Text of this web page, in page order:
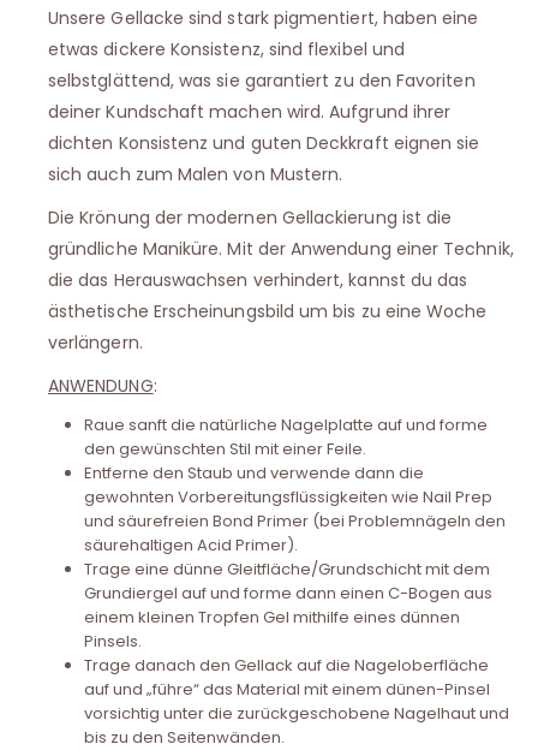
Unsere Gellacke sind stark pigmentiert, haben eine
etwas dickere Konsistenz, sind flexibel und
selbstglättend, was sie garantiert zu den Favoriten
deiner Kundschaft machen wird. Aufgrund ihrer
dichten Konsistenz und guten Deckkraft eignen sie
sich auch zum Malen von Mustern.
Die Krönung der modernen Gellackierung ist die
gründliche Maniküre. Mit der Anwendung einer Technik,
die das Herauswachsen verhindert, kannst du das
ästhetische Erscheinungsbild um bis zu eine Woche
verlängern.
ANWENDUNG:
Raue sanft die natürliche Nagelplatte auf und forme
den gewünschten Stil mit einer Feile.
Entferne den Staub und verwende dann die
gewohnten Vorbereitungsflüssigkeiten wie Nail Prep
und säurefreien Bond Primer (bei Problemnägeln den
säurehaltigen Acid Primer).
Trage eine dünne Gleitfläche/Grundschicht mit dem
Grundiergel auf und forme dann einen C-Bogen aus
einem kleinen Tropfen Gel mithilfe eines dünnen
Pinsels.
Trage danach den Gellack auf die Nageloberfläche
auf und „führe“ das Material mit einem dünen-Pinsel
vorsichtig unter die zurückgeschobene Nagelhaut und
bis zu den Seitenwänden.